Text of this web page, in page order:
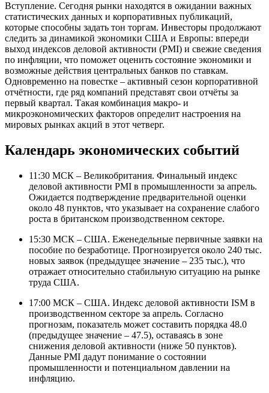
Вступление. Сегодня рынки находятся в ожидании важных
статистических данных и корпоративных публикаций,
которые способны задать тон торгам. Инвесторы продолжают
следить за динамикой экономики США и Европы: впереди
выход индексов деловой активности (PMI) и свежие сведения
по инфляции, что поможет оценить состояние экономики и
возможные действия центральных банков по ставкам.
Одновременно на повестке – активный сезон корпоративной
отчётности, где ряд компаний представят свои отчёты за
первый квартал. Такая комбинация макро- и
микроэкономических факторов определит настроения на
мировых рынках акций в этот четверг.
Календарь экономических событий
11:30 МСК – Великобритания. Финальный индекс
деловой активности PMI в промышленности за апрель.
Ожидается подтверждение предварительной оценки
около 48 пунктов, что указывает на сохранение слабого
роста в британском производственном секторе.
15:30 МСК – США. Еженедельные первичные заявки на
пособие по безработице. Прогнозируется около 240 тыс.
новых заявок (предыдущее значение – 235 тыс.), что
отражает относительно стабильную ситуацию на рынке
труда США.
17:00 МСК – США. Индекс деловой активности ISM в
производственном секторе за апрель. Согласно
прогнозам, показатель может составить порядка 48.0
(предыдущее значение – 47.5), оставаясь в зоне
снижения деловой активности (ниже 50 пунктов).
Данные PMI дадут понимание о состоянии
промышленности и потенциальном давлении на
инфляцию.